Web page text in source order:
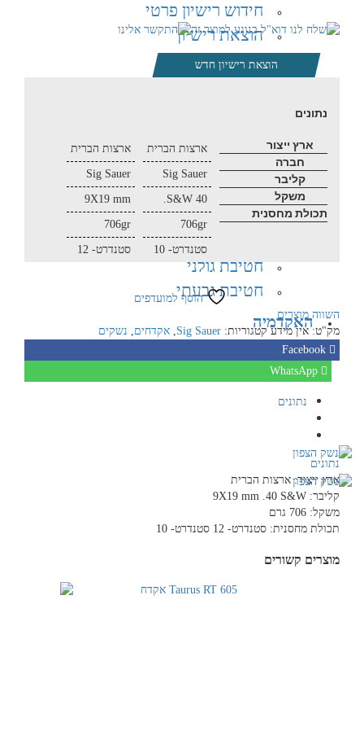
חידוש רישיון פרטי
הוצאת רישיון
חדש
קורס מפקחי
קורס ירי מעשי
מועדון קליעה
חטיבות
חטיבת הצנחנים​
חטיבת גולני
חטיבת גבעתי
האקדמיה
מבצעים
Menu
הוצאת רישיון חדש
נתונים
ארץ ייצור
חברה
קליבר
משקל
תכולת מחסנית
ארצות הברית ארצות הברית
Sig Sauer
Sig Sauer
40 S&W.
9X19 mm
706gr
706gr
סטנדרט- 10 סטנדרט- 12
הוסף למועדפים
השווה מוצרים
מק"ט:אין מידע קטגוריות: Sig Sauer אקדחים
נשקים
Facebook
WhatsApp
נתונים
נתונים
ארץ ייצור: ארצות הברית
קליבר: 9X19 mm .40 S&W
משקל: 706 גרם
תכולת מחסנית: סטנדרט- 12 סטנדרט- 10
מוצרים קשורים